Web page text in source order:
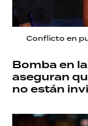
Conflicto en
Bomba en
aseguran
no están